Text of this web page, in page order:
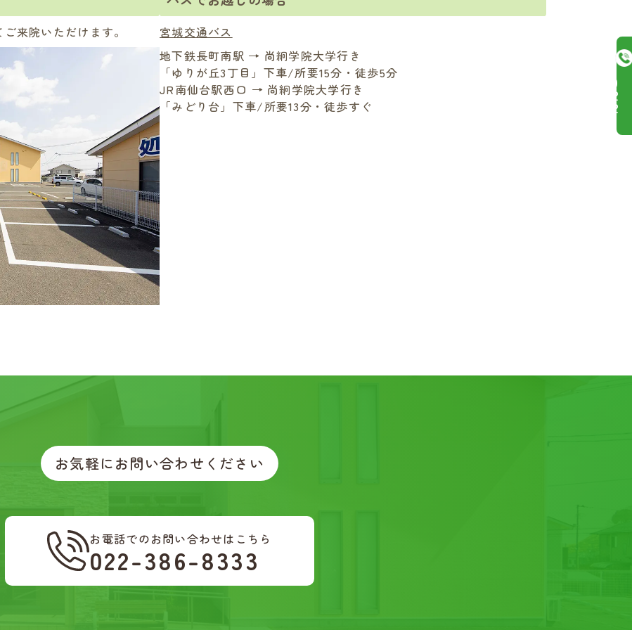
来院いただけます。
宮城交通バス
地下鉄長町南駅 → 尚絅学院大学行き
「ゆりが丘3丁目」下車/所要15分・徒歩5分
JR南仙台駅西口 → 尚絅学院大学行き
「みどり台」下車/所要13分・徒歩すぐ
お気軽にお問い合わせください
お電話でのお問い合わせはこちら
022-386-8333
023633